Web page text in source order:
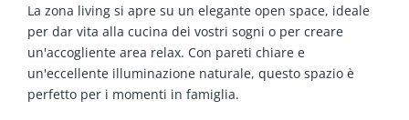
La zona living si apre su un elegante open space, ideale
per dar vita alla cucina dei vostri sogni o per creare
un'accogliente area relax. Con pareti chiare e
un'eccellente illuminazione naturale, questo spazio è
perfetto per i momenti in famiglia.